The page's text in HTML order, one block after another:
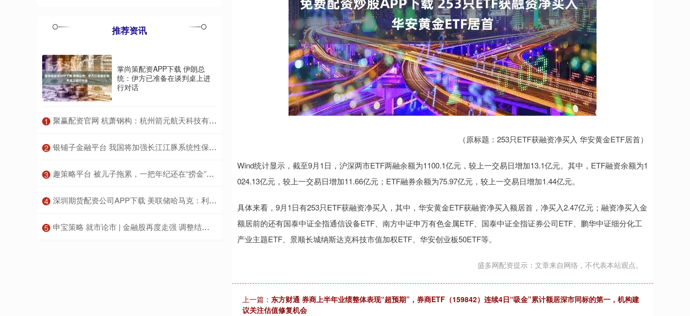
（原标题：253只ETF获融资净买入 华安黄金ETF居首）
Wind统计显示，截至9月1日，沪深两市ETF两融余额为1100.1亿元，较上一交易日增加13.1亿元。其中，ETF融资余额为1
024.13亿元，较上一交易日增加11.66亿元；ETF融券余额为75.97亿元，较上一交易日增加1.44亿元。
具体来看，9月1日有253只ETF获融资净买入，其中，华安黄金ETF获融资净买入额居首，净买入2.47亿元；融资净买入金
额居前的还有国泰中证全指通信设备ETF、南方中证申万有色金属ETF、国泰中证全指证券公司ETF、鹏华中证细分化工
产业主题ETF、景顺长城纳斯达克科技市值加权ETF、华安创业板50ETF等。
盛多网配资提示：文章来自网络，不代表本站观点。
上一篇： 东方财通 券商上半年业绩整体表现“超预期”，券商ETF（159842）连续4日“吸金”累计额居深市同标的第一，机构建
议关注估值修复机会
推荐资讯
掌尚策配资APP下载 伊朗总
统：伊方已准备在谈判桌上进
行对话
1 ​聚赢配资官网 杭萧钢构：杭州箭元航天科技有限公司相关工程项目对公司全年业绩不产生重大影响
2 ​银铺子金融平台 我国将加强长江江豚系统性保护（美丽中国）
3 ​趣策略平台 被儿子拖累，一把年纪还在“捞金”的唐国强，也走上了成龙的老路_节目_责任_家庭
4 ​深圳期货配资公司APP下载 美联储哈马克：利率政策可能在相当长一段时间内保持不变
5 ​申宝策略 就市论市 | 金融股再度走强 调整结束了吗？